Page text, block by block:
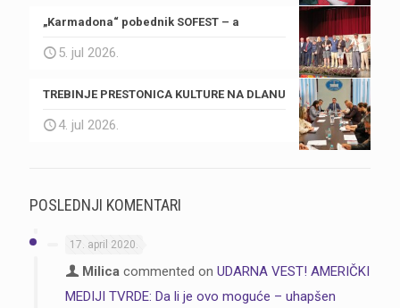
„Karmadona“ pobednik SOFEST – a
5. jul 2026.
TREBINJE PRESTONICA KULTURE NA DLANU
4. jul 2026.
POSLEDNJI KOMENTARI
17. april 2020.
Milica commented on UDARNA VEST! AMERIČKI
MEDIJI TVRDE: Da li je ovo moguće – uhapšen